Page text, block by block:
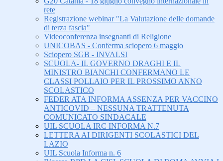
rete
Registrazione webinar "La Valutazione delle domande
di terza fascia"
Videoconferenza insegnanti di Religione
UNICOBAS - Conferma sciopero 6 maggio
Sciopero SGB - INVALSI
SCUOLA- IL GOVERNO DRAGHI E IL
MINISTRO BIANCHI CONFERMANO LE
CLASSI POLLAIO PER IL PROSSIMO ANNO
SCOLASTICO
FEDER ATA INFORMA ASSENZA PER VACCINO
ANTICOVID – NESSUNA TRATTENUTA
COMUNICATO SINDACALE
UIL SCUOLA IRC INFORMA N.7
LETTERA AI DIRIGENTI SCOLASTICI DEL
LAZIO
UIL Scuola Informa n. 6